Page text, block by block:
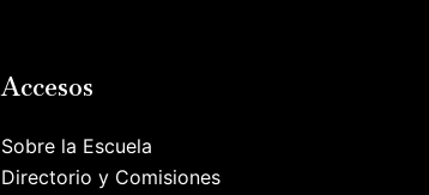
Accesos
Sobre la Escuela
Directorio y Comisiones